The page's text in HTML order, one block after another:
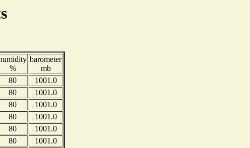
%
barometer
mb
80
1001.0
80
1001.0
80
1001.0
80
1001.0
80
1001.0
80
1001.0